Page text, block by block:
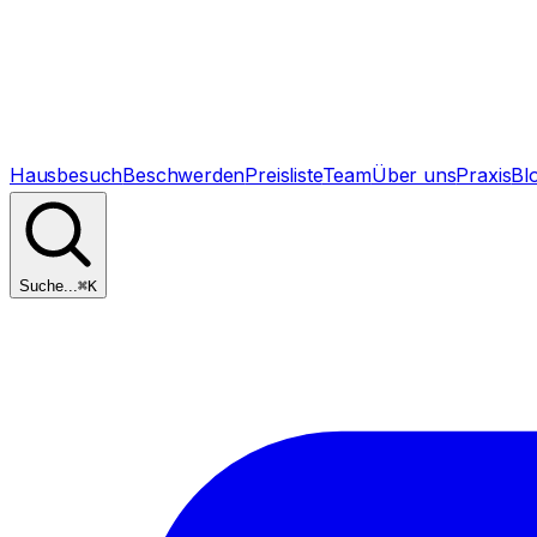
HausbesuchBeschwerdenPreislisteTeamÜber unsPraxis
Suche...⌘K